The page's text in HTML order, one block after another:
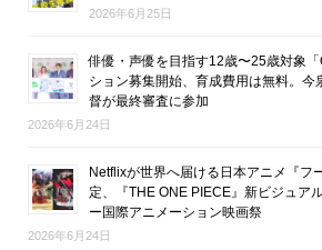
2026年6月25日
俳優・声優を目指す12歳〜25歳対象
ション募集開始、育成費用は無料。今
督が最終審査に参加
2026年6月24日
Netflixが世界へ届ける日本アニメ『フ
定、『THE ONE PIECE』新ビジュア
ー国際アニメーション映画祭
2026年6月24日